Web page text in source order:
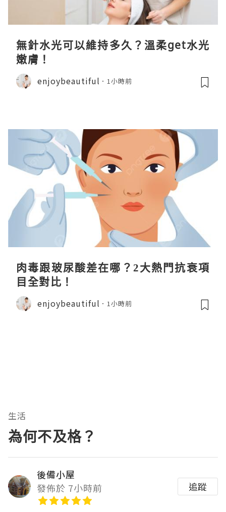
無針水光可以維持多久？溫柔get水光
嫩膚！
enjoybeautiful 1小時前
肉毒跟玻尿酸差在哪？2大熱門抗衰項
目全對比！
enjoybeautiful 1小時前
生活
為何不及格？
後備小屋
發佈於 7小時前
追蹤